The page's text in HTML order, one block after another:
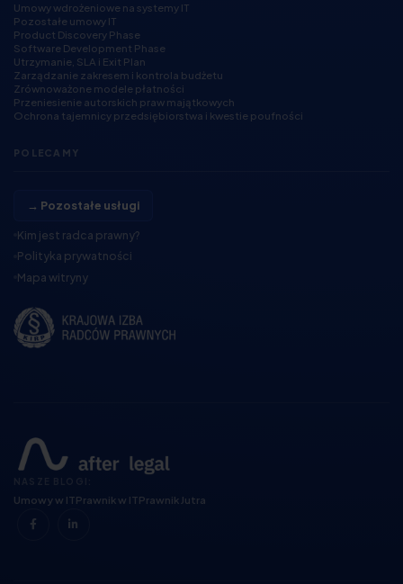
Umowy wdrożeniowe na systemy IT
Pozostałe umowy IT
Product Discovery Phase
Software Development Phase
Utrzymanie, SLA i Exit Plan
Zarządzanie zakresem i kontrola budżetu
Zrównoważone modele płatności
Przeniesienie autorskich praw majątkowych
Ochrona tajemnicy przedsiębiorstwa i kwestie poufności
POLECAMY
→ Pozostałe usługi
Kim jest radca prawny?
Polityka prywatności
Mapa witryny
Umowy w ITPrawnik w ITPrawnik Jutra